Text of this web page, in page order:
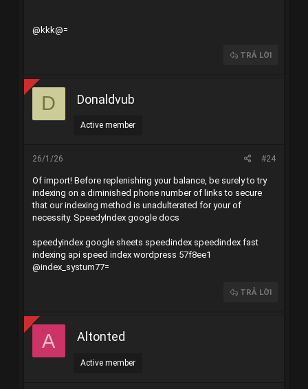
@kkk@=
TRẢ LỜI
D Donaldvub
Active member
26/1/26 #24
Of import! Before replenishing your balance, be surely to try
indexing on a diminished phone number of links to secure
that our indexing method is unadulterated for your of
necessity. SpeedyIndex google docs
speedyindex google sheets speedindex speedindex fast
indexing api speed index wordpress 57f8ee1
@index_systum77=
TRẢ LỜI
A Altonted
Active member